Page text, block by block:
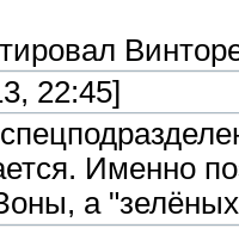
22:45]
Именно
а